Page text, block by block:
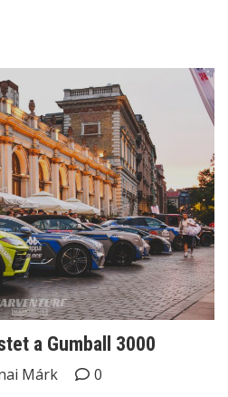
a Gumball 3000
Márk
0